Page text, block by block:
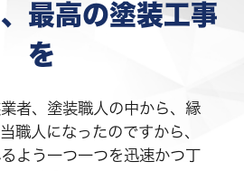
最高の塗装工事
を
者、塗装職人の中から、縁
職人になったのですから、
よう一つ一つを迅速かつ丁